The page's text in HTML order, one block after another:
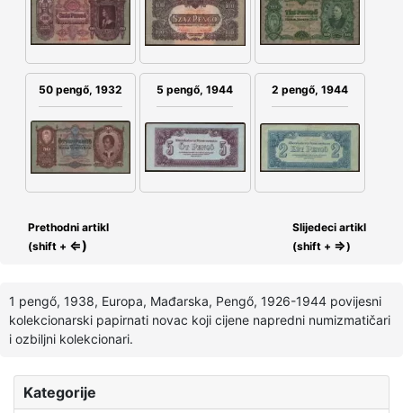
Kategorije
50 pengő, 1932 5 pengő, 1944 2 pengő, 1944
Prethodni artikl
(shift + ⇐)
Slijedeci artikl
(shift + ⇒)
1 pengő, 1938, Europa, Mađarska, Pengő, 1926-1944 povijesni
kolekcionarski papirnati novac koji cijene napredni numizmatičari
i ozbiljni kolekcionari.